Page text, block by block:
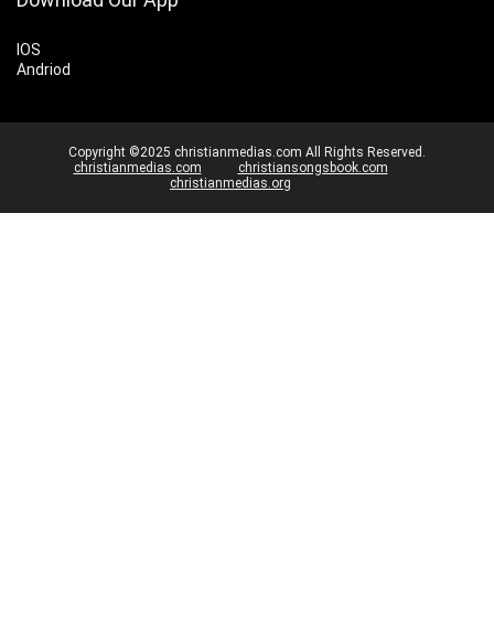
IOS
Andriod
Copyright ©2025 christianmedias.com All Rights Reserved.
christianmedias.com
christiansongsbook.com
christianmedias.org